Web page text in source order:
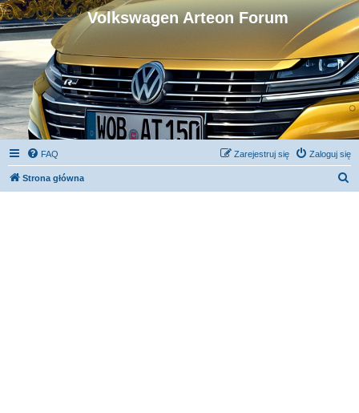
Volkswagen Arteon Forum
FAQ Zaloguj się
Zarejestruj się
Strona główna